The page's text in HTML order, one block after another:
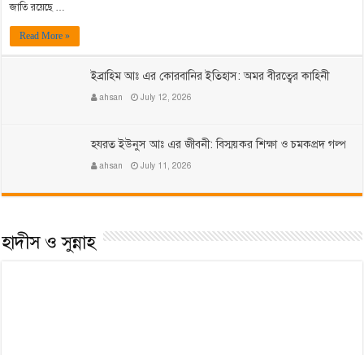
জাতি রয়েছে …
Read More »
ইব্রাহিম আঃ এর কোরবানির ইতিহাস: অমর বীরত্বের কাহিনী
ahsan July 12, 2026
হযরত ইউনুস আঃ এর জীবনী: বিস্ময়কর শিক্ষা ও চমকপ্রদ গল্প
ahsan July 11, 2026
হাদীস ও সুন্নাহ